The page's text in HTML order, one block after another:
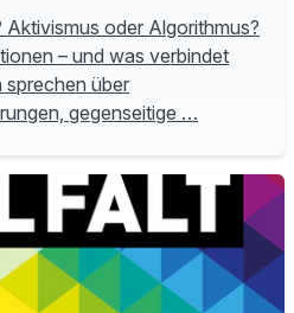
Aktivismus oder Algorithmus?
– und was verbindet
sprechen über
gegenseitige …